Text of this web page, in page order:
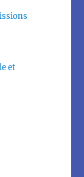
et